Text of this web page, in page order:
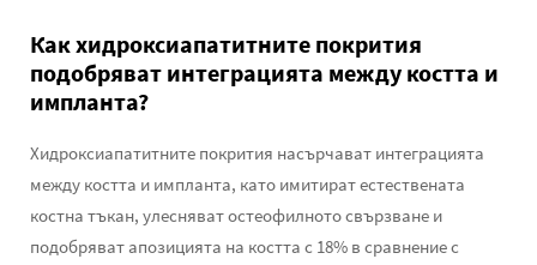
Как хидроксиапатитните покрития
подобряват интеграцията между костта и
импланта?
Хидроксиапатитните покрития насърчават интеграцията
между костта и импланта, като имитират естествената
костна тъкан, улесняват остеофилното свързване и
подобряват апозицията на костта с 18% в сравнение с